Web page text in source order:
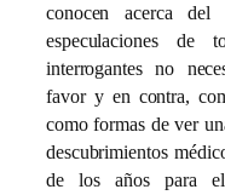
conocen acerca del
especulaciones de
interrogantes no
favor y en contra,
como formas de ver
descubrimientos
de los años para